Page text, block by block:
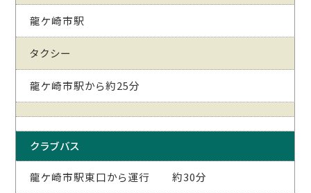
龍ケ崎市駅
タクシー
龍ケ崎市駅から約25分
クラブバス
龍ケ崎市駅東口から運行 約30分